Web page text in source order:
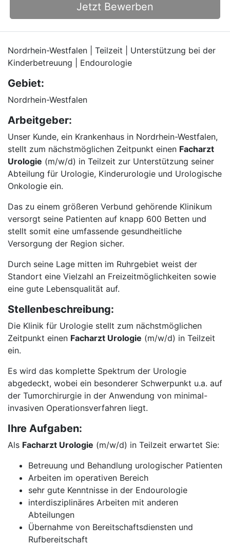
Jetzt Bewerben
Nordrhein-Westfalen | Teilzeit | Unterstützung bei der
Kinderbetreuung | Endourologie
Gebiet:
Nordrhein-Westfalen
Arbeitgeber:
Unser Kunde, ein Krankenhaus in Nordrhein-Westfalen,
stellt zum nächstmöglichen Zeitpunkt einen Facharzt
Urologie (m/w/d) in Teilzeit zur Unterstützung seiner
Abteilung für Urologie, Kinderurologie und Urologische
Onkologie ein.
Das zu einem größeren Verbund gehörende Klinikum
versorgt seine Patienten auf knapp 600 Betten und
stellt somit eine umfassende gesundheitliche
Versorgung der Region sicher.
Durch seine Lage mitten im Ruhrgebiet weist der
Standort eine Vielzahl an Freizeitmöglichkeiten sowie
eine gute Lebensqualität auf.
Stellenbeschreibung:
Die Klinik für Urologie stellt zum nächstmöglichen
Zeitpunkt einen Facharzt Urologie (m/w/d) in Teilzeit
ein.
Es wird das komplette Spektrum der Urologie
abgedeckt, wobei ein besonderer Schwerpunkt u.a. auf
der Tumorchirurgie in der Anwendung von minimal-
invasiven Operationsverfahren liegt.
Ihre Aufgaben:
Als Facharzt Urologie (m/w/d) in Teilzeit erwartet Sie:
Betreuung und Behandlung urologischer Patienten
Arbeiten im operativen Bereich
sehr gute Kenntnisse in der Endourologie
interdisziplinäres Arbeiten mit anderen
Abteilungen
Übernahme von Bereitschaftsdiensten und
Rufbereitschaft